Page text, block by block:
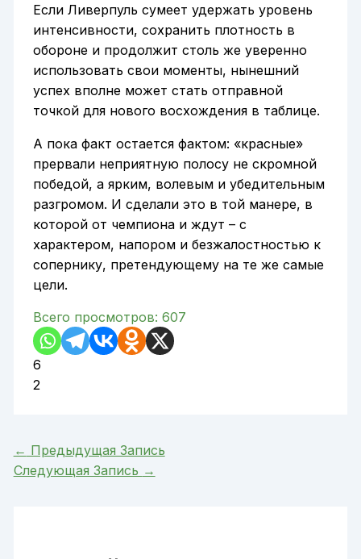
Если Ливерпуль сумеет удержать уровень
интенсивности, сохранить плотность в
обороне и продолжит столь же уверенно
использовать свои моменты, нынешний
успех вполне может стать отправной
точкой для нового восхождения в таблице.
А пока факт остается фактом: «красные»
прервали неприятную полосу не скромной
победой, а ярким, волевым и убедительным
разгромом. И сделали это в той манере, в
которой от чемпиона и ждут – с
характером, напором и безжалостностью к
сопернику, претендующему на те же самые
цели.
Всего просмотров: 607
6
2
← Предыдущая Запись
Следующая Запись →